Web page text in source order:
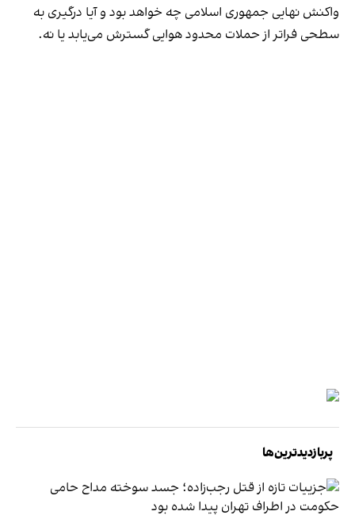
واکنش نهایی جمهوری اسلامی چه خواهد بود و آیا درگیری به
سطحی فراتر از حملات محدود هوایی گسترش می‌یابد یا نه.
پربازدیدترین‌ها